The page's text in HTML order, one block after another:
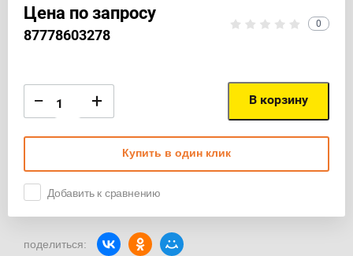
Цена по запросу
87778603278
0
− + В корзину
Купить в один клик
Добавить к сравнению
поделиться: